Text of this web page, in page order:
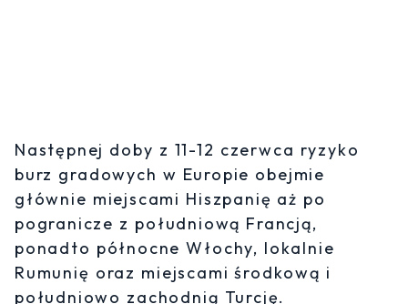
Następnej doby z 11-12 czerwca ryzyko
burz gradowych w Europie obejmie
głównie miejscami Hiszpanię aż po
pogranicze z południową Francją,
ponadto północne Włochy, lokalnie
Rumunię oraz miejscami środkową i
południowo zachodnią Turcję.